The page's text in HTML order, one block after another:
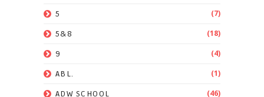
5 (7)
5&8 (18)
9 (4)
ABL. (1)
ADW SCHOOL (46)